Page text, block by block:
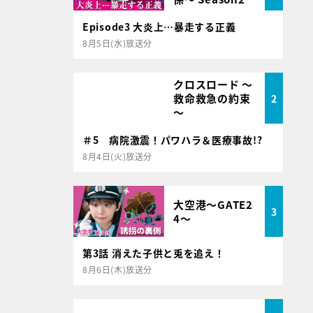
Episode3 大炎上…暴走する正義
8月5日(水)放送分
クロスロード ～
救命救急の約束
～
2
＃5 病院激震！パワハラ＆医療事故!?
8月4日(火)放送分
大空港～GATE2
4～
3
第3話 消えた子供と兎を追え！
8月6日(木)放送分